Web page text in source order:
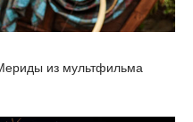
из мультфильма